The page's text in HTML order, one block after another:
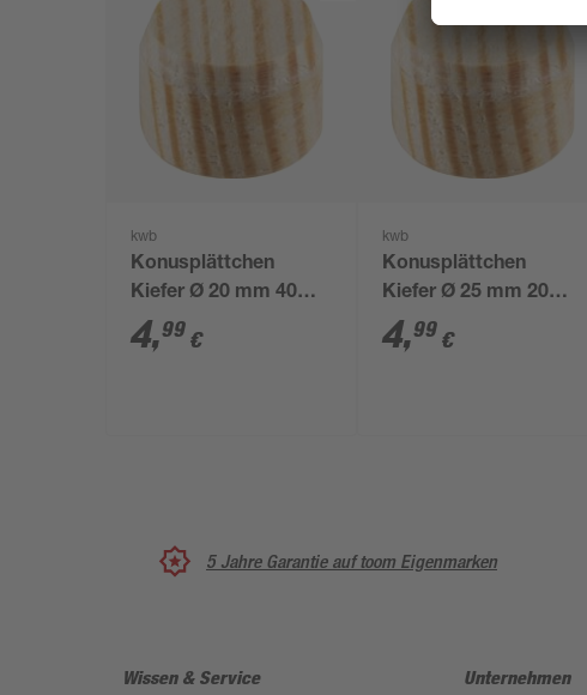
kwb
Konusplättchen
Kiefer Ø 20 mm 40
Stück
4,99 €
kwb
Konusplättchen
Kiefer Ø 25 mm 20
Stück
4,99 €
5 Jahre Garantie auf toom Eigenmarken
Wissen & Service Unternehmen